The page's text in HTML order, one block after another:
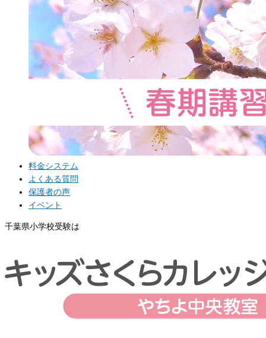
料金システム
よくある質問
保護者の声
イベント
千葉県小学校受験は